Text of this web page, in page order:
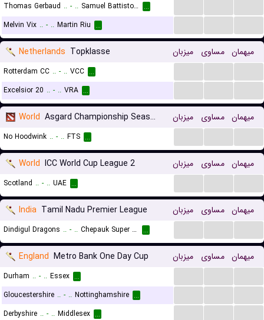
Thomas Gerbaud .. - .. Samuel Battistone ...
Melvin Vix .. - .. Martin Riu ...
Netherlands Topklasse میزبان مساوی میهمان
Rotterdam CC .. - .. VCC ...
Excelsior 20 .. - .. VRA ...
World Asgard Championship Season میزبان مساوی میهمان
No Hoodwink .. - .. FTS ...
World ICC World Cup League 2 میزبان مساوی میهمان
Scotland .. - .. UAE ...
India Tamil Nadu Premier League میزبان مساوی میهمان
Dindigul Dragons .. - .. Chepauk Super Gillies ...
England Metro Bank One Day Cup میزبان مساوی میهمان
Durham .. - .. Essex ...
Gloucestershire .. - .. Nottinghamshire ...
Derbyshire .. - .. Middlesex ...